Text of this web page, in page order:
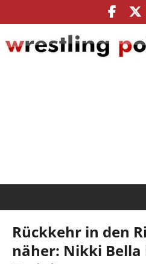
Rückkehr in den
näher: Nikki